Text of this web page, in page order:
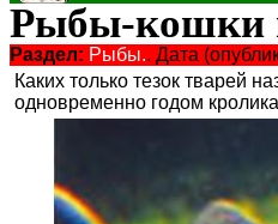
Рыбы-кошки
Раздел: Рыбы.. Дата
Каких только тезок тварей
одновременно годом